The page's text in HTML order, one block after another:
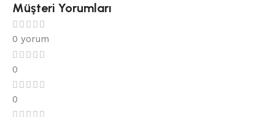
Müşteri Yorumları
0 yorum
0
0